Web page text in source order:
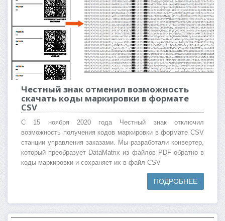
Честный знак отменил возможность
скачать коды маркировки в формате
CSV
C 15 ноября 2020 года Честный знак отключил
возможность получения кодов маркировки в формате CSV
станции управления заказами. Мы разработали конвертер,
который преобразует DataMatrix из файлов PDF обратно в
коды маркировки и сохраняет их в файл CSV
ПОДРОБНЕЕ